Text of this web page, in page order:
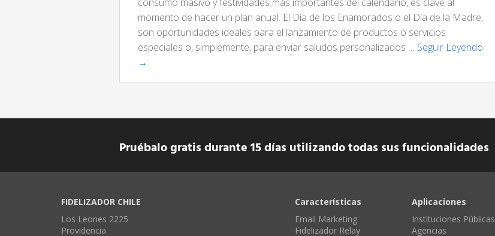
momento de hacer un plan anual. El Día de los Enamorados o el Día de la Madre,
son oportunidades ideales para el lanzamiento de productos o servicios
especiales o, simplemente, para enviar saludos personalizados … Seguir Leyendo
→
Pruébalo gratis durante 15 días utilizando todas sus funcionalidades
FIDELIZADOR CHILE
Los Leones 2225
Providencia
Características
Email Marketing
Fidelizador Relay
Aplicaciones
Instituciones Públicas
Agencias